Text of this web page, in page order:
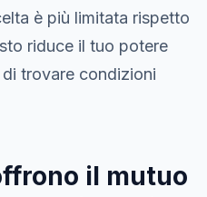
è più limitata rispetto
riduce il tuo potere
trovare condizioni
il mutuo